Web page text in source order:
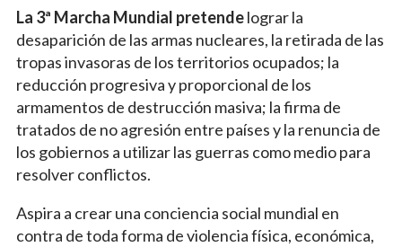
La 3ª Marcha Mundial pretendelograr la
desaparición de las armas nucleares, la retirada de las
tropas invasoras de los territorios ocupados; la
reducción progresiva y proporcional de los
armamentos de destrucción masiva; la firma de
tratados de no agresión entre países y la renuncia de
los gobiernos a utilizar las guerras como medio para
resolver conflictos.
Aspira a crear una conciencia social mundial en
contra de toda forma de violencia física, económica,